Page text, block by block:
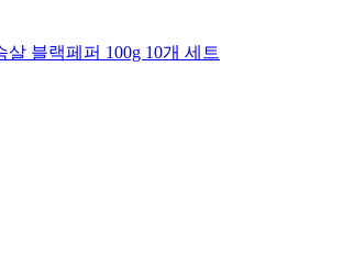
블랙페퍼 100g 10개 세트